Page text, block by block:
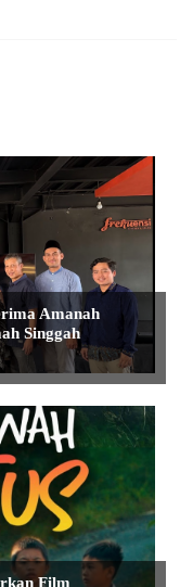
Amanah
Singgah
Film